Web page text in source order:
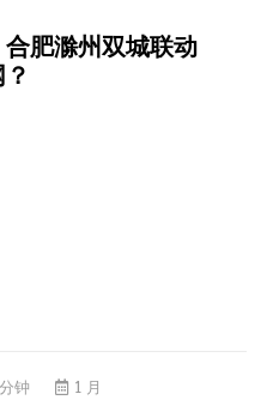
肥滁州双城联动
钟 1 月